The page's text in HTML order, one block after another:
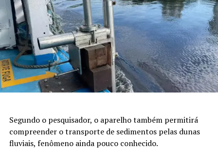
Segundo o pesquisador, o aparelho também permitirá
compreender o transporte de sedimentos pelas dunas
fluviais, fenômeno ainda pouco conhecido.